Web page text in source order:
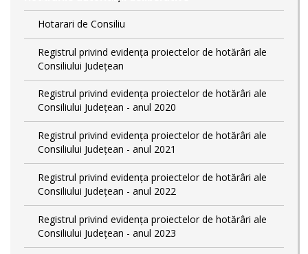
Hotarari de Consiliu
Registrul privind evidența proiectelor de hotărâri ale
Consiliului Județean
Registrul privind evidența proiectelor de hotărâri ale
Consiliului Județean - anul 2020
Registrul privind evidența proiectelor de hotărâri ale
Consiliului Județean - anul 2021
Registrul privind evidența proiectelor de hotărâri ale
Consiliului Județean - anul 2022
Registrul privind evidența proiectelor de hotărâri ale
Consiliului Județean - anul 2023